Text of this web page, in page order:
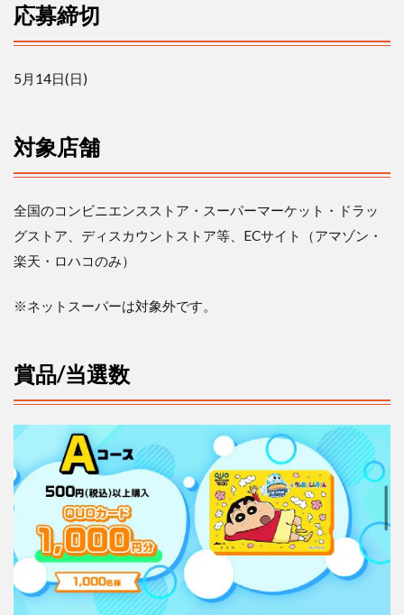
締
切
対
5
賞
当
選
対
象
7
応
発
表
9
お
応募締切
5 月 14日(日)
対象店舗
全国のコンビニエンスストア・スーパーマーケット・ドラッ
グストア、ディスカウントストア等、 ECサイト（アマゾン・
楽天・ロハコのみ）
※ネットスーパーは対象外です。
賞品/当選数